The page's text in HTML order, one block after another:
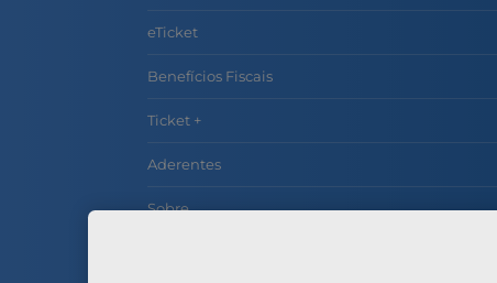
eTicket
Benefícios Fiscais
Ticket +
Aderentes
Sobre